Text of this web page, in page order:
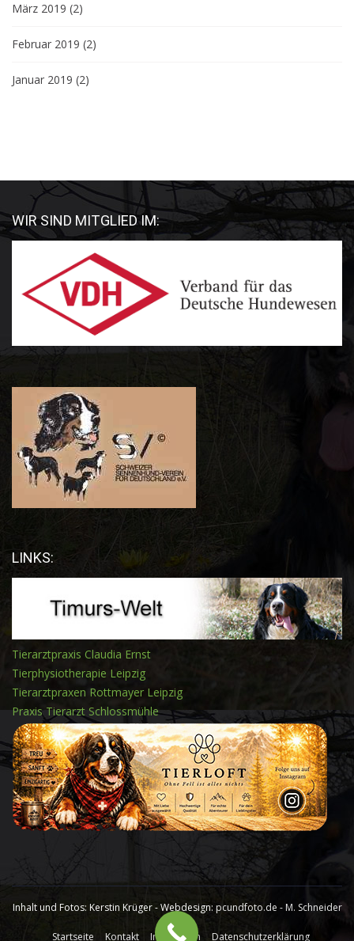
März 2019 (2)
Februar 2019 (2)
Januar 2019 (2)
WIR SIND MITGLIED IM:
LINKS:
Tierarztpraxis Claudia Ernst
Tierphysiotherapie Leipzig
Tierarztpraxen Rottmayer Leipzig
Praxis Tierarzt Schlossmühle
Inhalt und Fotos: Kerstin Krüger - Webdesign: pcundfoto.de - M. Schneider
Startseite Kontakt Impressum Datenschutzerklärung